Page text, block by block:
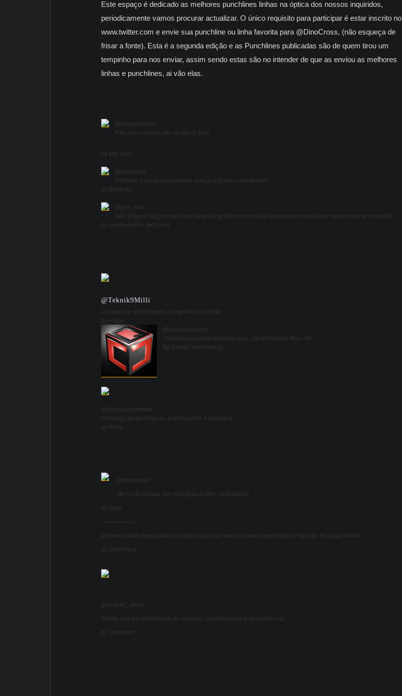
Este espaço é dedicado as melhores punchlines linhas na óptica dos nossos inquiridos,
periodicamente vamos procurar actualizar. O único requisito para participar é estar inscrito no
www.twitter.com e envie sua punchline ou linha favorita para @DinoCross, (não esqueça de
frisar a fonte). Esta é a segunda edição e as Punchlines publicadas são de quem tirou um
tempinho para nos enviar, assim sendo estas são no intender de que as enviou as melhores
linhas e punchlines, ai vão elas.
@briguelBrizzo
Não sou numero um, eu sou o Zero
by Big Nelo
@niggaedy
Dinheiro é como pepsodente realça o branco dos dentes
by BigBoss
@gee_two
Não traga a tua gun para um bang bang lirico e nem farei uma guerra santa com quem nem tem espirito
by canibalectah (wd clan)
@Teknik9Milli
Os reais se reconhecem, o espelho confirma
by Hage
@cenasquecurto
“Nenhum pugilista encosta aqui, até Muhamed ficou Ali”
By Kadaff (Kalibrados)
@cmcblackinkkrew
Conheço tantas linguas, a minha dick é tradutora
by Alirio
@dinocross
Mc´s são peixes ma man rage é óleo na frigideira
by rage
primeiro pedir desculpas aos vossos pais por eles vos terem perdido pro hip hop, foi culpa minha
by Sem Paus
@quartel_zerro
minha avó tem problemas do coraxao, quando pega ferro passa mal.
by: anonimo